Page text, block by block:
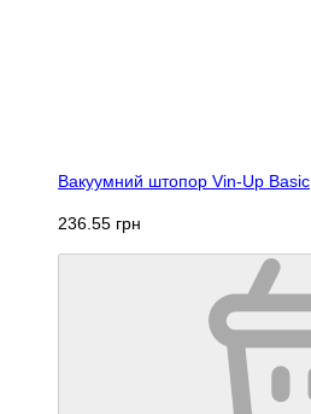
Вакуумний штопор Vin-Up Basic
236.55 грн